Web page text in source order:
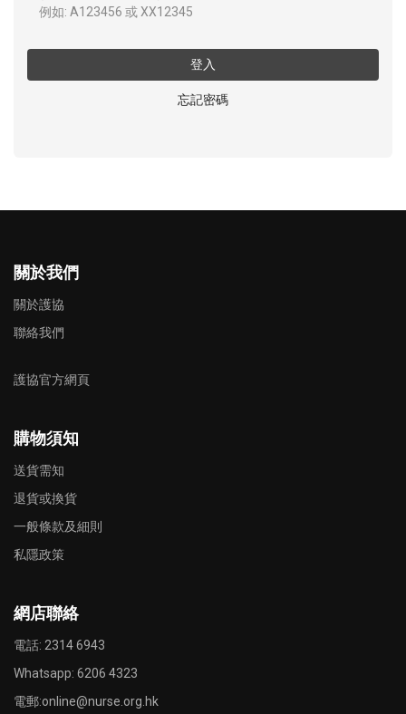
例如: A123456 或 XX12345
登入
忘記密碼
關於我們
關於護協
聯絡我們
護協官方網頁
購物須知
送貨需知
退貨或換貨
一般條款及細則
私隱政策
網店聯絡
電話: 2314 6943
Whatsapp: 6206 4323
電郵:online@nurse.org.hk